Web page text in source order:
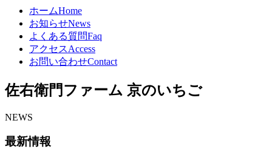
ホームHome
お知らせNews
よくある質問Faq
アクセスAccess
お問い合わせContact
佐右衛門ファーム 京のいちご
NEWS
最新情報